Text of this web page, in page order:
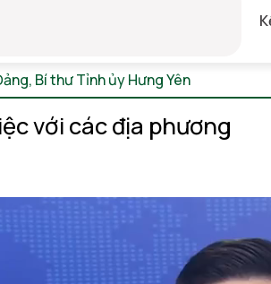
Bí thư Tỉnh ủy Hưng Yên
với các địa phương